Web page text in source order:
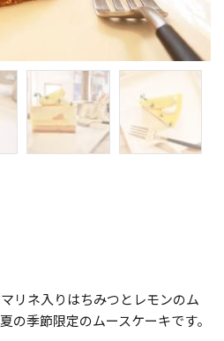
リネ入りはちみつとレモンのム
の季節限定のムースケーキです。